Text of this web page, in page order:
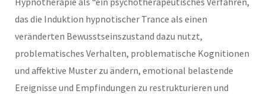
das die Induktion hypnotischer Trance als einen
veränderten Bewusstseinszustand dazu nutzt,
problematisches Verhalten, problematische Kognitionen
und affektive Muster zu ändern, emotional belastende
Ereignisse und Empfindungen zu restrukturieren und